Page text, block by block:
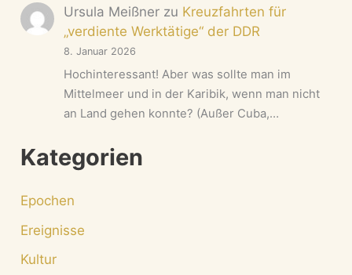
Ursula Meißner zu Kreuzfahrten für
„verdiente Werktätige“ der DDR
8. Januar 2026
Hochinteressant! Aber was sollte man im
Mittelmeer und in der Karibik, wenn man nicht
an Land gehen konnte? (Außer Cuba,…
Kategorien
Epochen
Ereignisse
Kultur